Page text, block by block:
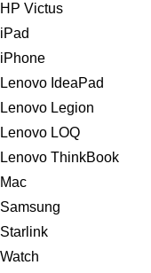
HP Victus
iPad
iPhone
Lenovo IdeaPad
Lenovo Legion
Lenovo LOQ
Lenovo ThinkBook
Mac
Samsung
Starlink
Watch